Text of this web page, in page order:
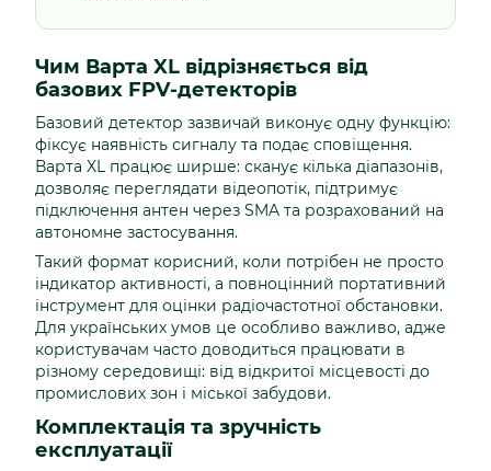
Чим Варта XL відрізняється від
базових FPV-детекторів
Базовий детектор зазвичай виконує одну функцію:
фіксує наявність сигналу та подає сповіщення.
Варта XL працює ширше: сканує кілька діапазонів,
дозволяє переглядати відеопотік, підтримує
підключення антен через SMA та розрахований на
автономне застосування.
Такий формат корисний, коли потрібен не просто
індикатор активності, а повноцінний портативний
інструмент для оцінки радіочастотної обстановки.
Для українських умов це особливо важливо, адже
користувачам часто доводиться працювати в
різному середовищі: від відкритої місцевості до
промислових зон і міської забудови.
Комплектація та зручність
експлуатації